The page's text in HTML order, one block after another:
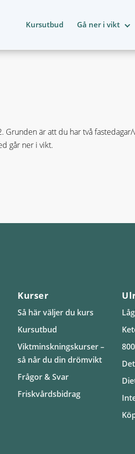
Kursutbud Gå ner i vikt
Grunden är att du har två
går ner i vikt.
Kurser
Så här väljer du kurs
Kursutbud
Viktminskningskurser –
så når du din drömvikt
Frågor & Svar
Friskvårdsbidrag